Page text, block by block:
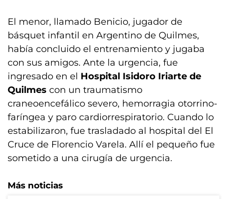
El menor, llamado Benicio, jugador de
básquet infantil en Argentino de Quilmes,
había concluido el entrenamiento y jugaba
con sus amigos. Ante la urgencia, fue
ingresado en el Hospital Isidoro Iriarte de
Quilmes con un traumatismo
craneoencefálico severo, hemorragia otorrino-
faríngea y paro cardiorrespiratorio. Cuando lo
estabilizaron, fue trasladado al hospital del El
Cruce de Florencio Varela. Allí el pequeño fue
sometido a una cirugía de urgencia.
Más noticias